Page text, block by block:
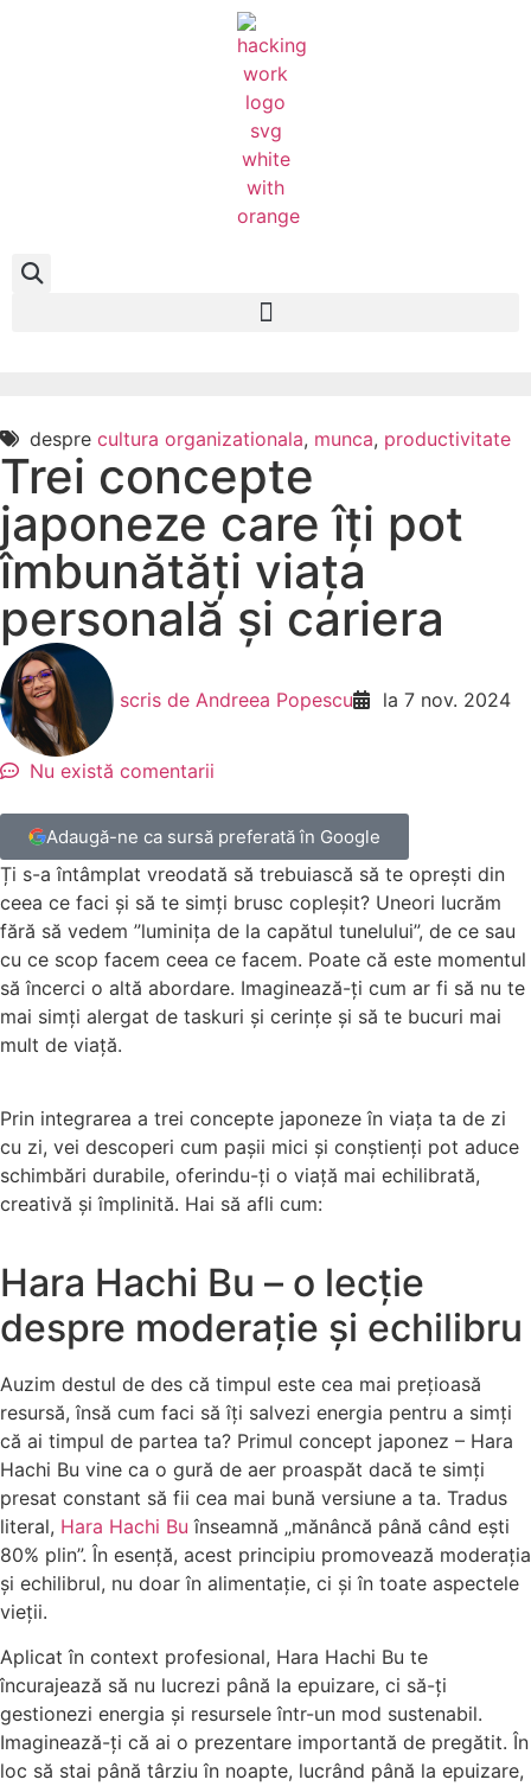
despre cultura organizationala, munca, productivitate
Trei concepte
japoneze care îți pot
îmbunătăți viața
personală și cariera
scris de Andreea Popescu la 7 nov. 2024
Nu există comentarii
Adaugă-ne ca sursă preferată în Google
Ți s-a întâmplat vreodată să trebuiască să te oprești din
ceea ce faci și să te simți brusc copleșit? Uneori lucrăm
fără să vedem ”luminița de la capătul tunelului”, de ce sau
cu ce scop facem ceea ce facem. Poate că este momentul
să încerci o altă abordare. Imaginează-ți cum ar fi să nu te
mai simți alergat de taskuri și cerințe și să te bucuri mai
mult de viață.
Prin integrarea a trei concepte japoneze în viața ta de zi
cu zi, vei descoperi cum pașii mici și conștienți pot aduce
schimbări durabile, oferindu-ți o viață mai echilibrată,
creativă și împlinită. Hai să afli cum:
Hara Hachi Bu – o lecție
despre moderație și echilibru
Auzim destul de des că timpul este cea mai prețioasă
resursă, însă cum faci să îți salvezi energia pentru a simți
că ai timpul de partea ta? Primul concept japonez – Hara
Hachi Bu vine ca o gură de aer proaspăt dacă te simți
presat constant să fii cea mai bună versiune a ta. Tradus
literal, Hara Hachi Bu înseamnă „mănâncă până când ești
80% plin”. În esență, acest principiu promovează moderația
și echilibrul, nu doar în alimentație, ci și în toate aspectele
vieții.
Aplicat în context profesional, Hara Hachi Bu te
încurajează să nu lucrezi până la epuizare, ci să-ți
gestionezi energia și resursele într-un mod sustenabil.
Imaginează-ți că ai o prezentare importantă de pregătit. În
loc să stai până târziu în noapte, lucrând până la epuizare,